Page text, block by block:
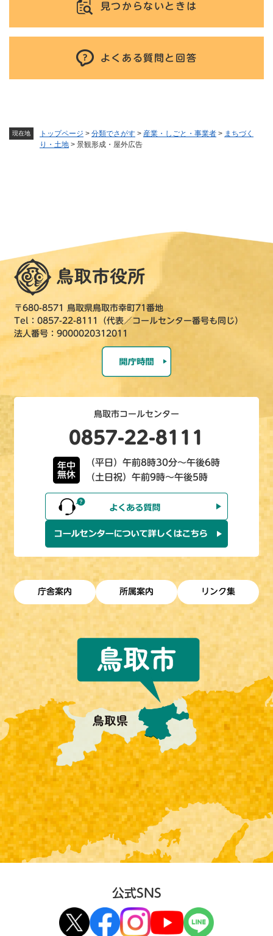
現在地 トップページ > 分類でさがす > 産業・しごと・事業者 > まちづく
り・土地 > 景観形成・屋外広告
見つからないときは
よくある質問と回答
〒680-8571 鳥取県鳥取市幸町71番地
Tel：0857-22-8111（代表／コールセンター番号も同じ）
法人番号：9000020312011
鳥取市コールセンター
0857-22-8111
年中
無休
（平日）午前8時30分～午後6時
（土日祝）午前9時～午後5時
庁舎案内 所属案内 リンク集
公式SNS